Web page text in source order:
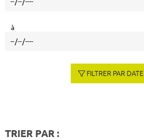
à
FILTRER PAR DATE
TRIER PAR :